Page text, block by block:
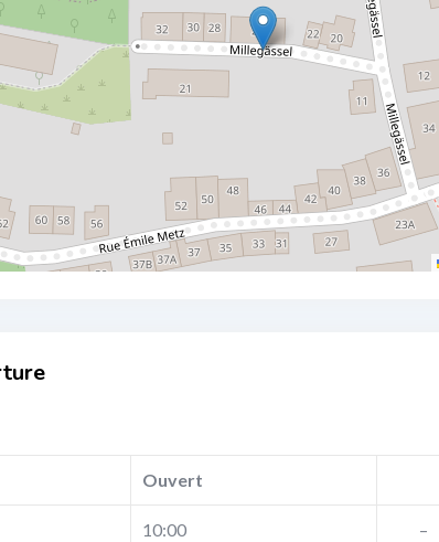
Ouvert
10:00 –